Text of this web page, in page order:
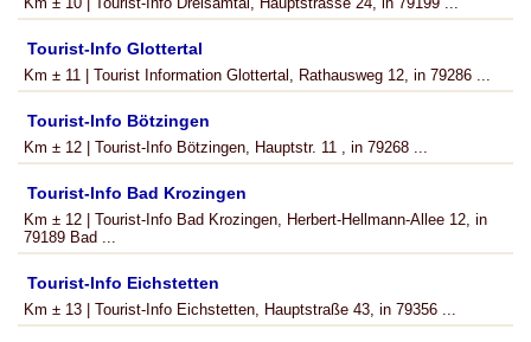
Tourist-Info Glottertal
Km ± 11 | Tourist Information Glottertal, Rathausweg 12, in 79286 ...
Tourist-Info Bötzingen
Km ± 12 | Tourist-Info Bötzingen, Hauptstr. 11 , in 79268 ...
Tourist-Info Bad Krozingen
Km ± 12 | Tourist-Info Bad Krozingen, Herbert-Hellmann-Allee 12, in
79189 Bad ...
Tourist-Info Eichstetten
Km ± 13 | Tourist-Info Eichstetten, Hauptstraße 43, in 79356 ...